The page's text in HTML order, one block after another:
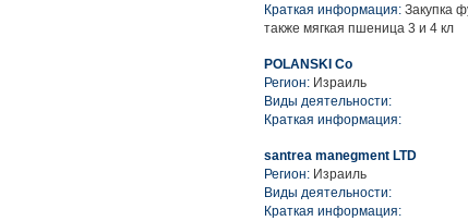
Краткая информация: Закупка
также мягкая пшеница 3 и 4 кл
POLANSKI Co
Регион: Израиль
Виды деятельности:
Краткая информация:
santrea manegment LTD
Регион: Израиль
Виды деятельности:
Краткая информация: